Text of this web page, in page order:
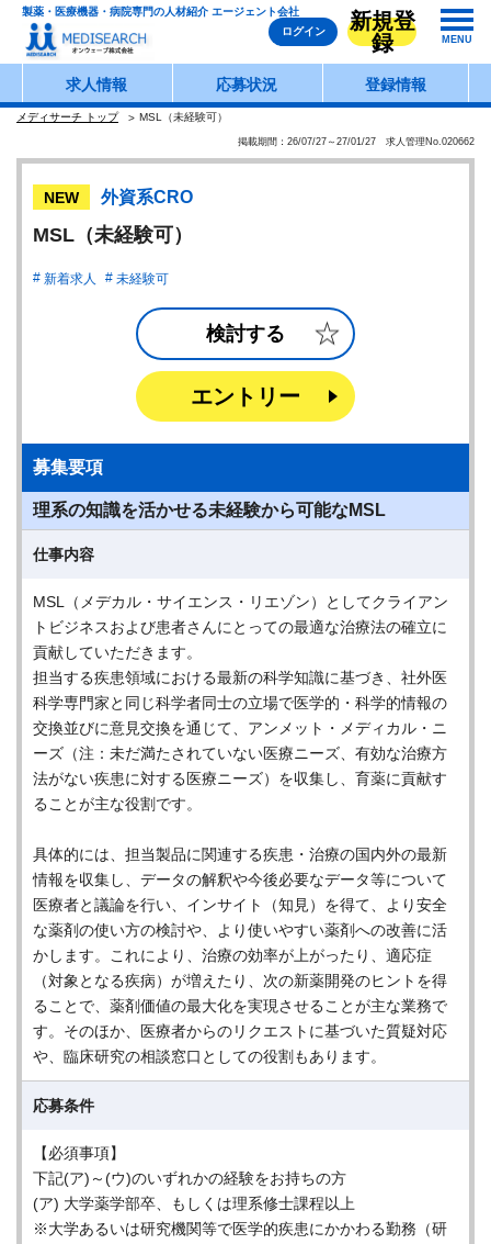
製薬・医療機器・病院専門の人材紹介 エージェント会社
ログイン
新規登
録
MENU
求人情報 応募状況 登録情報
メディサーチ トップ MSL（未経験可）
掲載期間：26/07/27～27/01/27 求人管理No.020662
NEW 外資系CRO
MSL（未経験可）
新着求人 未経験可
検討する
エントリー
募集要項
理系の知識を活かせる未経験から可能なMSL
仕事内容
MSL（メデカル・サイエンス・リエゾン）としてクライアン
トビジネスおよび患者さんにとっての最適な治療法の確立に
貢献していただきます。
担当する疾患領域における最新の科学知識に基づき、社外医
科学専門家と同じ科学者同士の立場で医学的・科学的情報の
交換並びに意見交換を通じて、アンメット・メディカル・ニ
ーズ（注：未だ満たされていない医療ニーズ、有効な治療方
法がない疾患に対する医療ニーズ）を収集し、育薬に貢献す
ることが主な役割です。
具体的には、担当製品に関連する疾患・治療の国内外の最新
情報を収集し、データの解釈や今後必要なデータ等について
医療者と議論を行い、インサイト（知見）を得て、より安全
な薬剤の使い方の検討や、より使いやすい薬剤への改善に活
かします。これにより、治療の効率が上がったり、適応症
（対象となる疾病）が増えたり、次の新薬開発のヒントを得
ることで、薬剤価値の最大化を実現させることが主な業務で
す。そのほか、医療者からのリクエストに基づいた質疑対応
や、臨床研究の相談窓口としての役割もあります。
応募条件
【必須事項】
下記(ア)～(ウ)のいずれかの経験をお持ちの方
(ア) 大学薬学部卒、もしくは理系修士課程以上
※大学あるいは研究機関等で医学的疾患にかかわる勤務（研